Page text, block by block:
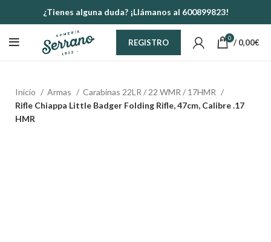
¿Tienes alguna duda? ¡Llámanos al 600899823!
REGISTRO 0 / 0,00€
Inicio Armas
Carabinas 22LR / 22 WMR / 17HMR
Rifle Chiappa Little Badger Folding Rifle, 47cm, Calibre .17
HMR